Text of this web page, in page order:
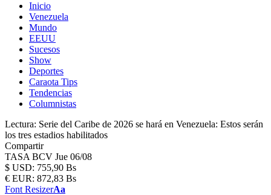
Inicio
Venezuela
Mundo
EEUU
Sucesos
Show
Deportes
Caraota Tips
Tendencias
Columnistas
Lectura: Serie del Caribe de 2026 se hará en Venezuela: Estos serán
los tres estadios habilitados
Compartir
TASA BCV Jue 06/08
$ USD: 755,90 Bs
€ EUR: 872,83 Bs
Font ResizerAa